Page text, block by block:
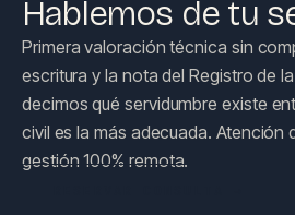
Hablemos de tu
Primera valoración técnica sin
escritura y la nota del Registro de
decimos qué servidumbre existe
civil es la más adecuada. Atención
gestión 100% remota.